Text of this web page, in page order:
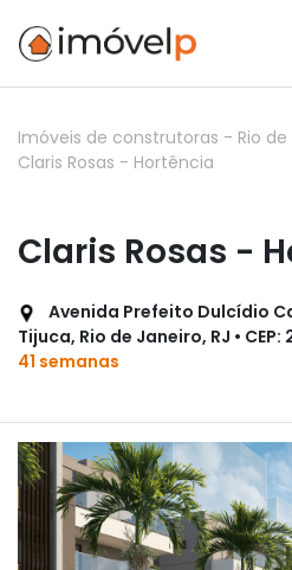
Imóveis de construtoras - Rio
Claris Rosas - Hortência
Claris Rosas -
Avenida Prefeito Dulcídio
Tijuca, Rio de Janeiro, RJ • CEP:
41 semanas